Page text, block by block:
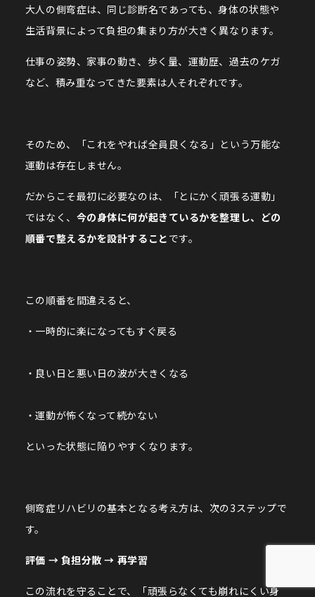
大人の側弯症は、同じ診断名であっても、身体の状態や
生活背景によって負担の集まり方が大きく異なります。
仕事の姿勢、家事の動き、歩く量、運動歴、過去のケガ
など、積み重なってきた要素は人それぞれです。
そのため、「これをやれば全員良くなる」という万能な
運動は存在しません。
だからこそ最初に必要なのは、「とにかく頑張る運動」
ではなく、 今の身体に何が起きているかを整理し、どの
順番で整えるかを設計すること です。
この順番を間違えると、
・一時的に楽になってもすぐ戻る
・良い日と悪い日の波が大きくなる
・運動が怖くなって続かない
といった状態に陥りやすくなります。
側弯症リハビリの基本となる考え方は、次の3ステップで
す。
評価 → 負担分散 → 再学習
この流れを守ることで、「頑張らなくても崩れにくい身